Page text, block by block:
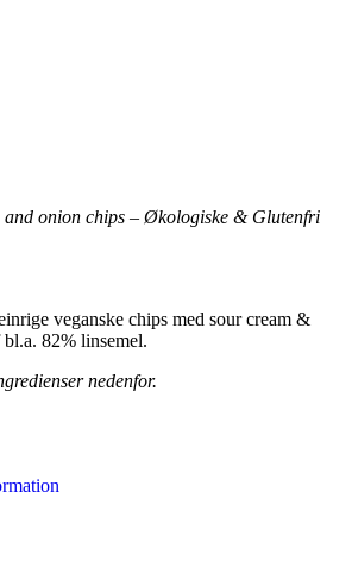
and onion chips – Økologiske & Glutenfri
veganske chips med sour cream &
82% linsemel.
nedenfor.